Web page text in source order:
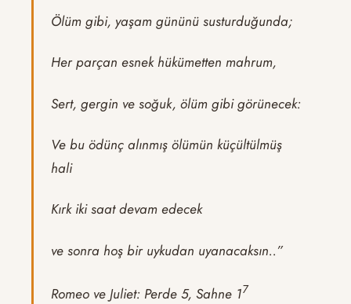
Ölüm gibi, yaşam gününü susturduğunda;
Her parçan esnek hükümetten mahrum,
Sert, gergin ve soğuk, ölüm gibi görünecek:
Ve bu ödünç alınmış ölümün küçültülmüş
hali
Kırk iki saat devam edecek
ve sonra hoş bir uykudan uyanacaksın..”
Romeo ve Juliet: Perde 5, Sahne 1​7​